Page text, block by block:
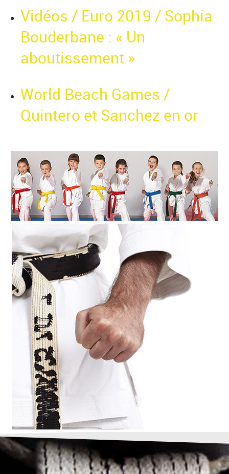
Vidéos / Euro 2019 / Sophia
Bouderbane : « Un
aboutissement »
World Beach Games /
Quintero et Sanchez en or